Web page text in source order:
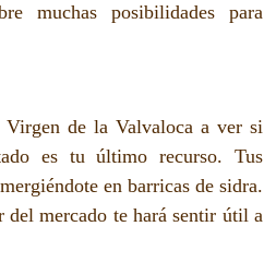
muchas posibilidades para
de la Valvaloca a ver si
es tu último recurso. Tus
en barricas de sidra.
mercado te hará sentir útil a